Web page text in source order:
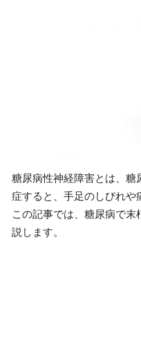
糖尿病性神経障害とは、糖
症すると、手足のしびれや
この記事では、糖尿病で
説します。